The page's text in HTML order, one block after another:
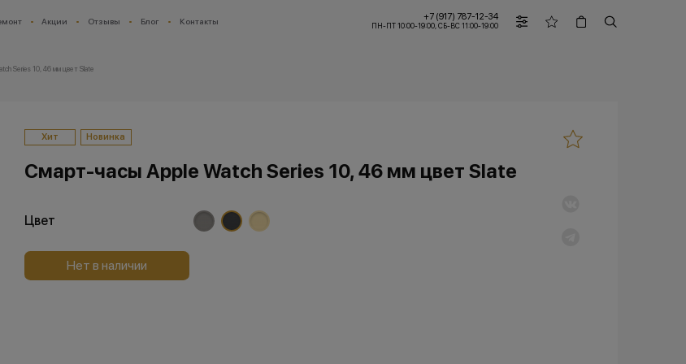
Акции Отзывы Блог Контакты +7 (917) 787-12-34
ПН-ПТ 10:00-19:00, СБ-ВС 11:00-19:00
Series 10, 46 мм цвет Slate
Хит Новинка
Смарт-часы Apple Watch Series 10, 46 мм цвет Slate
Цвет
Нет в наличии